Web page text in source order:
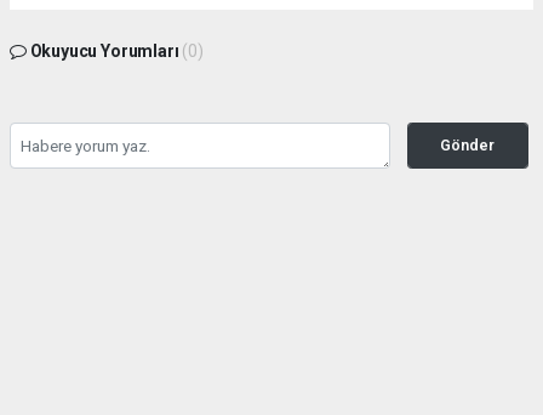
Okuyucu Yorumları (0)
Gönder